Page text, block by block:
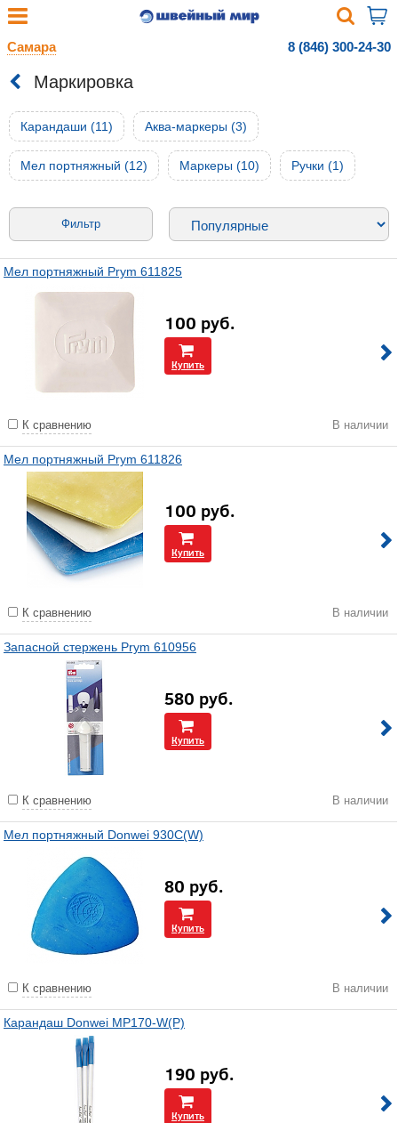
Самара 8 (846) 300-24-30
Маркировка
Карандаши (11) Аква-маркеры (3)
Мел портняжный (12) Маркеры (10) Ручки (1)
Фильтр
Мел портняжный Prym 611825
100 руб.
Купить
К сравнению В наличии
Мел портняжный Prym 611826
100 руб.
Купить
К сравнению В наличии
Запасной стержень Prym 610956
580 руб.
Купить
К сравнению В наличии
Мел портняжный Donwei 930C(W)
80 руб.
Купить
К сравнению В наличии
Карандаш Donwei MP170-W(P)
190 руб.
Купить